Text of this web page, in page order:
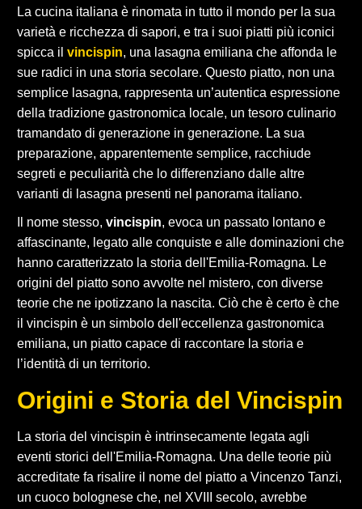
La cucina italiana è rinomata in tutto il mondo per la sua
varietà e ricchezza di sapori, e tra i suoi piatti più iconici
spicca il vincispin, una lasagna emiliana che affonda le
sue radici in una storia secolare. Questo piatto, non una
semplice lasagna, rappresenta un’autentica espressione
della tradizione gastronomica locale, un tesoro culinario
tramandato di generazione in generazione. La sua
preparazione, apparentemente semplice, racchiude
segreti e peculiarità che lo differenziano dalle altre
varianti di lasagna presenti nel panorama italiano.
Il nome stesso, vincispin, evoca un passato lontano e
affascinante, legato alle conquiste e alle dominazioni che
hanno caratterizzato la storia dell'Emilia-Romagna. Le
origini del piatto sono avvolte nel mistero, con diverse
teorie che ne ipotizzano la nascita. Ciò che è certo è che
il vincispin è un simbolo dell'eccellenza gastronomica
emiliana, un piatto capace di raccontare la storia e
l’identità di un territorio.
Origini e Storia del Vincispin
La storia del vincispin è intrinsecamente legata agli
eventi storici dell'Emilia-Romagna. Una delle teorie più
accreditate fa risalire il nome del piatto a Vincenzo Tanzi,
un cuoco bolognese che, nel XVIII secolo, avrebbe